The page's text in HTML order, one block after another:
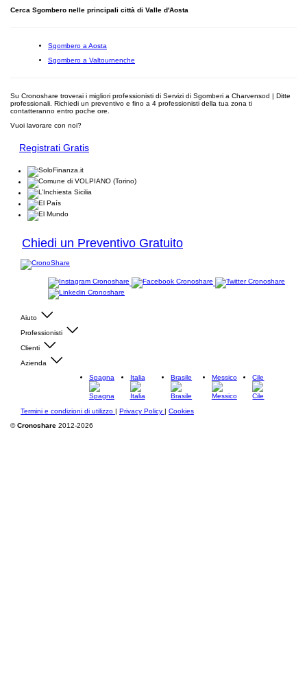
Cerca Sgombero nelle principali città di Valle d'Aosta
Sgombero a Aosta
Sgombero a Valtournenche
Su Cronoshare troverai i migliori professionisti di Servizi di Sgomberi a Charvensod | Ditte
professionali. Richiedi un preventivo e fino a 4 professionisti della tua zona ti
contatteranno entro poche ore.
Vuoi lavorare con noi?
Registrati Gratis
Chiedi un Preventivo Gratuito
Aiuto
Professionisti
Clienti
Azienda
Spagna
Italia Brasile Messico Cile
Termini e condizioni di utilizzo | Privacy Policy | Cookies
©Cronoshare 2012-2026